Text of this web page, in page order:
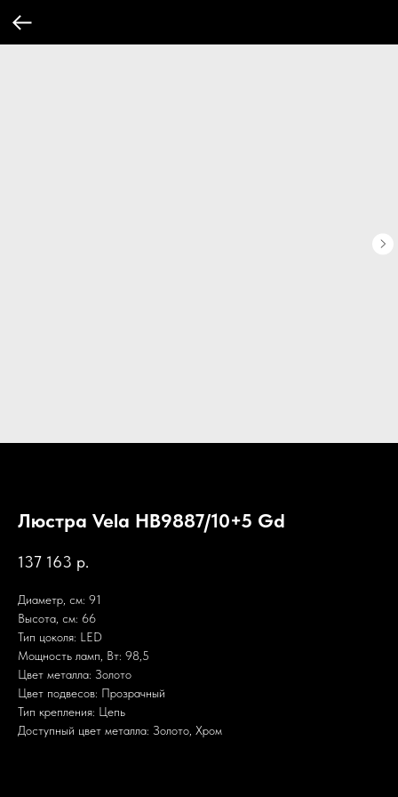
Люстра Vela HB9887/10+5 Gd
137 163 р.
Диаметр, см: 91
Высота, см: 66
Тип цоколя: LED
Мощность ламп, Вт: 98,5
Цвет металла: Золото
Цвет подвесов: Прозрачный
Тип крепления: Цепь
Доступный цвет металла: Золото, Хром